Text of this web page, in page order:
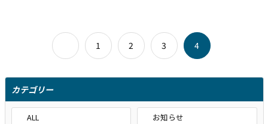
1 2 3 4
カテゴリー
ALL お知らせ